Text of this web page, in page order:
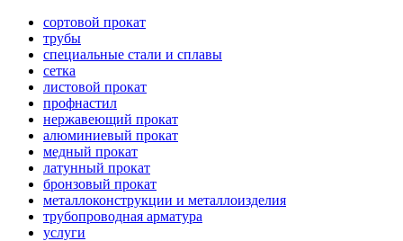
сортовой прокат
трубы
специальные стали и сплавы
сетка
листовой прокат
профнастил
нержавеющий прокат
алюминиевый прокат
медный прокат
латунный прокат
бронзовый прокат
металлоконструкции и металлоизделия
трубопроводная арматура
услуги